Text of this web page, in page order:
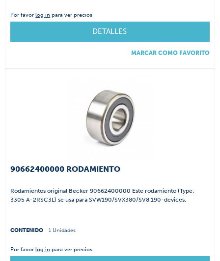
Por favorlog in para ver precios
DETALLES
MARCAR COMO FAVORITO
90662400000 RODAMIENTO
Rodamientos original Becker 90662400000 Este rodamiento (Type:
3305 A-2RSC3L) se usa para SVW190/SVX380/SV8.190-devices.
CONTENIDO 1 Unidades
Por favorlog in para ver precios